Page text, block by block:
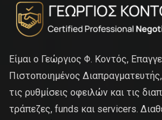
Είμαι ο Γεώργιος Φ. Κοντός,
Πιστοποιημένος Διαπραγματευτής,
τις ρυθμίσεις οφειλών και τις
τράπεζες, funds και servicers.